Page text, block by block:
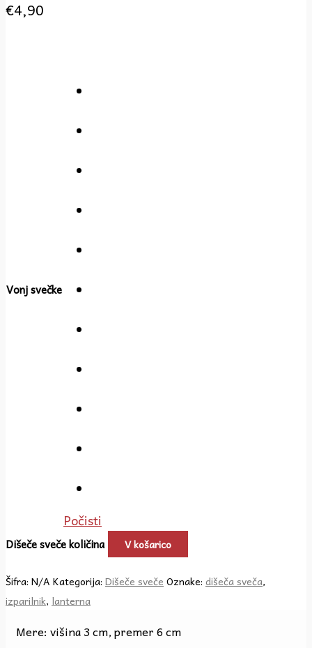
€4,90
Vonj svečke
Počisti
Dišeče sveče količina V košarico
Šifra: N/A Kategorija: Dišeče sveče Oznake: dišeča sveča,
izparilnik, lanterna
Mere: višina 3 cm, premer 6 cm